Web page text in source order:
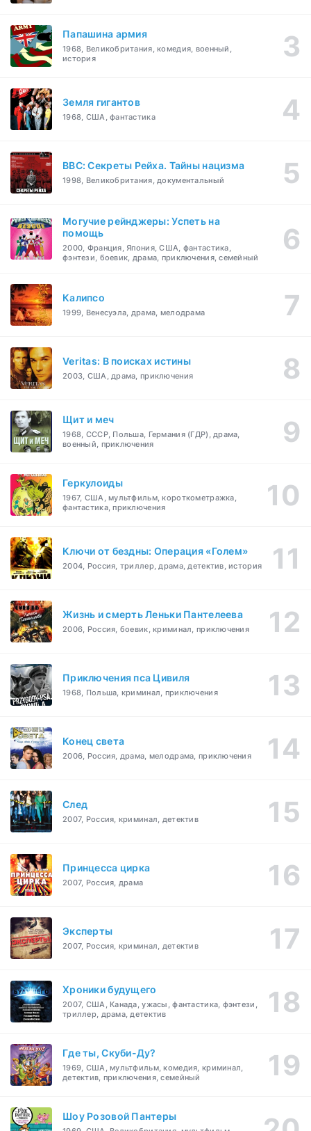
Папашина армия
1968, Великобритания, комедия, военный,
история
Земля гигантов
1968, США, фантастика
BBC: Секреты Рейха. Тайны нацизма
1998, Великобритания, документальный
Могучие рейнджеры: Успеть на
помощь
2000, Франция, Япония, США, фантастика,
фэнтези, боевик, драма, приключения, семейный
Калипсо
1999, Венесуэла, драма, мелодрама
Veritas: В поисках истины
2003, США, драма, приключения
Щит и меч
1968, СССР, Польша, Германия (ГДР), драма,
военный, приключения
Геркулоиды
1967, США, мультфильм, короткометражка,
фантастика, приключения
Ключи от бездны: Операция «Голем»
2004, Россия, триллер, драма, детектив, история
Жизнь и смерть Леньки Пантелеева
2006, Россия, боевик, криминал, приключения
Приключения пса Цивиля
1968, Польша, криминал, приключения
Конец света
2006, Россия, драма, мелодрама, приключения
След
2007, Россия, криминал, детектив
Принцесса цирка
2007, Россия, драма
Эксперты
2007, Россия, криминал, детектив
Хроники будущего
2007, США, Канада, ужасы, фантастика, фэнтези,
триллер, драма, детектив
Где ты, Скуби-Ду?
1969, США, мультфильм, комедия, криминал,
детектив, приключения, семейный
Шоу Розовой Пантеры